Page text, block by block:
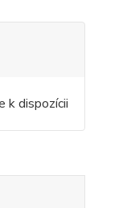
k dispozícii